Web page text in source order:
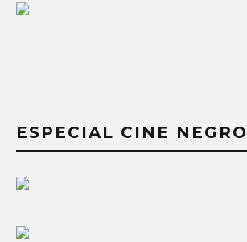
ESPECIAL CINE NEGRO